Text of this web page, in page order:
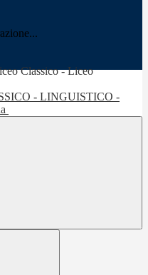
- LINGUISTICO -